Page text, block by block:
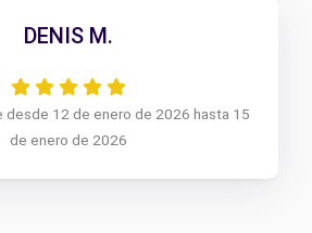
DENIS M.
desde 12 de enero de 2026 hasta 15
de enero de 2026